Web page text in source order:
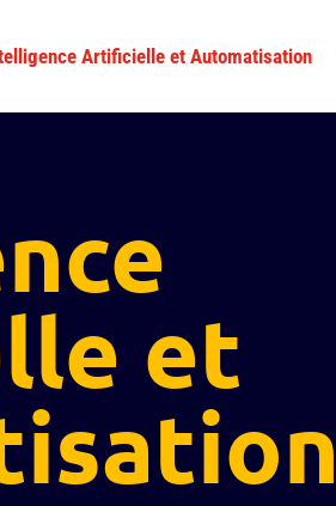
Artificielle et Automatisation
et